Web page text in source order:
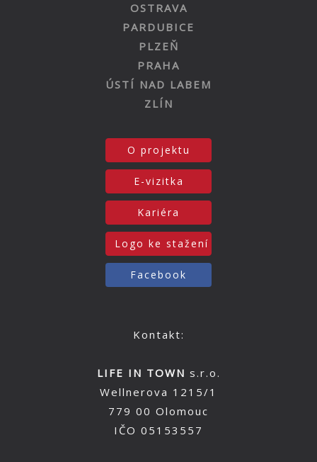
OSTRAVA
PARDUBICE
PLZEŇ
PRAHA
ÚSTÍ NAD LABEM
ZLÍN
O projektu
E-vizitka
Kariéra
Logo ke stažení
Facebook
Kontakt:
LIFE IN TOWN s.r.o.
Wellnerova 1215/1
779 00 Olomouc
IČO 05153557